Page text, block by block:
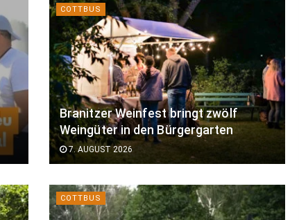
COTTBUS
Branitzer Weinfest bringt zwölf
Weingüter in den Bürgergarten
7. AUGUST 2026
COTTBUS